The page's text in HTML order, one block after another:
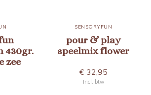
430gr.
zee
SENSORYFUN
pour & play
speelmix flower
€ 32,95
Incl. btw